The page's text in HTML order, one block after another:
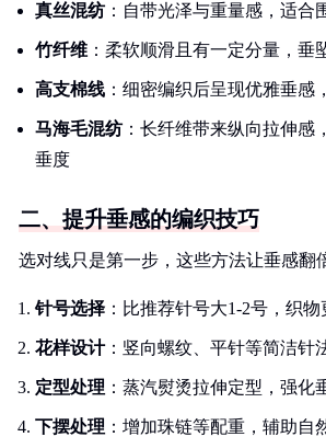
真丝混纺：自带光泽与重量感，适合
竹纤维 ：柔软顺滑且有一定分量，垂
高支棉线 ：细密编织后呈现优雅垂感
马海毛混纺：长纤维带来纵向拉伸感
垂度
二、提升垂感的编织技巧
选对线只是第一步，这些方法让垂感翻
针号选择 ：比推荐针号大1-2号，织
花样设计：竖向螺纹、平针等简洁针
定型处理 ：蒸汽熨烫拉伸定型，强化
下摆处理 ：增加珠链等配重，辅助自